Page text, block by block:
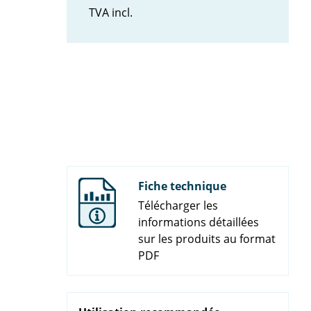
TVA incl.
Fiche technique
Télécharger les
informations détaillées
sur les produits au format
PDF